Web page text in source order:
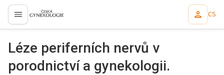
proLékaře.cz CS
Léze periferních nervů v
porodnictví a gynekologii.